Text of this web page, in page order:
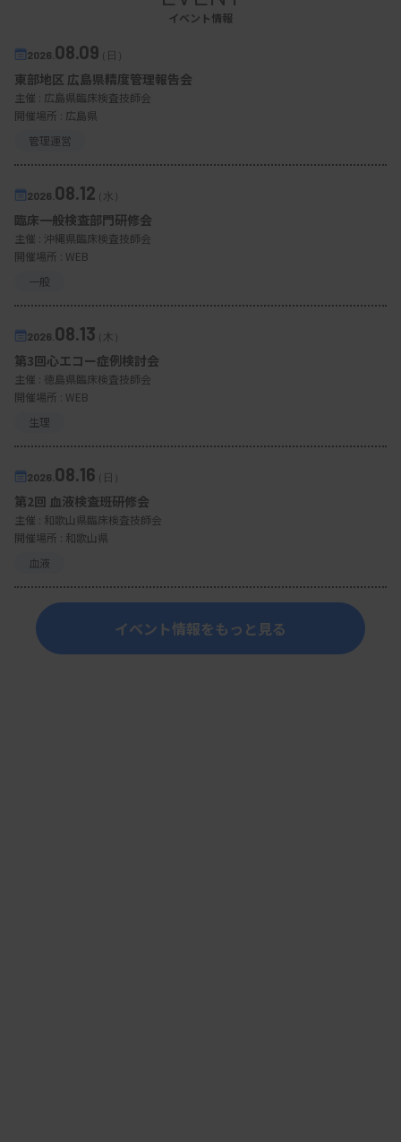
イベント情報
2026. 08.09（日）
東部地区 広島県精度管理報告会
主催 : 広島県臨床検査技師会
開催場所 : 広島県
管理運営
2026. 08.12（水）
臨床一般検査部門研修会
主催 : 沖縄県臨床検査技師会
開催場所 : WEB
一般
2026. 08.13（木）
第3回心エコー症例検討会
主催 : 徳島県臨床検査技師会
開催場所 : WEB
生理
2026. 08.16（日）
第2回 血液検査班研修会
主催 : 和歌山県臨床検査技師会
開催場所 : 和歌山県
血液
イベント情報をもっと見る